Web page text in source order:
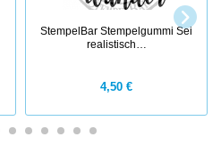
StempelBar Stempelgummi Sei
realistisch…
4,50 €